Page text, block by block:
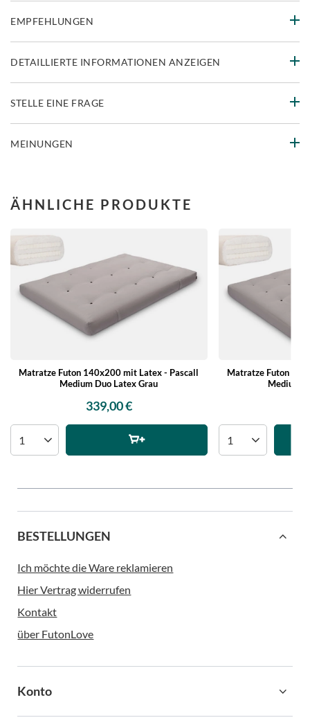
EMPFEHLUNGEN
DETAILLIERTE INFORMATIONEN ANZEIGEN
STELLE EINE FRAGE
MEINUNGEN
ÄHNLICHE PRODUKTE
Matratze Futon 140x200 mit Latex - Pascall
Medium Duo Latex Grau
339,00 €
Matratze Futon
Medium
BESTELLUNGEN
Ich möchte die Ware reklamieren
Hier Vertrag widerrufen
Kontakt
über FutonLove
Konto